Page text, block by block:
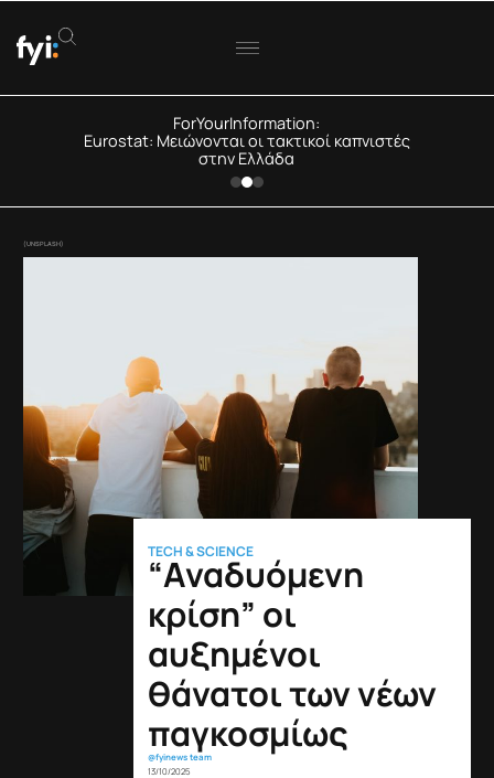
ForYourInformation:
Eurostat: Μειώνονται οι τακτικοί καπνιστές
στην Ελλάδα
(UNSPLASH)
TECH & SCIENCE
“Αναδυόμενη
κρίση” οι
αυξημένοι
θάνατοι των νέων
παγκοσμίως
@fyinews team
13/10/2025